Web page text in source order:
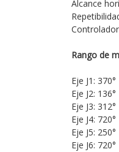
Alcance
Rango de
Eje J1: 370°
Eje J2: 136°
Eje J3: 312°
Eje J4: 720°
Eje J5: 250°
Eje J6: 720°